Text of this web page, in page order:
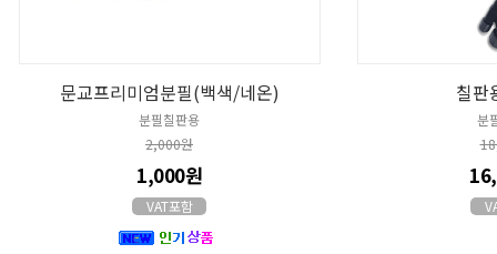
문교프리미엄분필(백색/네온)
분필칠판용
2,000원
1,000원
VAT포함
칠판
분